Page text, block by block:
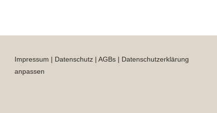
Impressum | Datenschutz | AGBs | Datenschutzerklärung
anpassen